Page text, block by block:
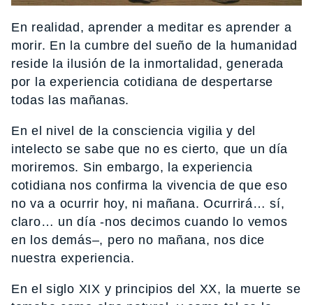
En realidad, aprender a meditar es aprender a
morir. En la cumbre del sueño de la humanidad
reside la ilusión de la inmortalidad, generada
por la experiencia cotidiana de despertarse
todas las mañanas.
En el nivel de la consciencia vigilia y del
intelecto se sabe que no es cierto, que un día
moriremos. Sin embargo, la experiencia
cotidiana nos confirma la vivencia de que eso
no va a ocurrir hoy, ni mañana. Ocurrirá… sí,
claro… un día -nos decimos cuando lo vemos
en los demás–, pero no mañana, nos dice
nuestra experiencia.
En el siglo XIX y principios del XX, la muerte se